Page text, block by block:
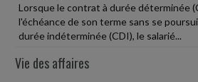
Lorsque le contrat à durée déterminée
l'échéance de son terme sans se
durée indéterminée (CDI), le salarié...
Vie des affaires